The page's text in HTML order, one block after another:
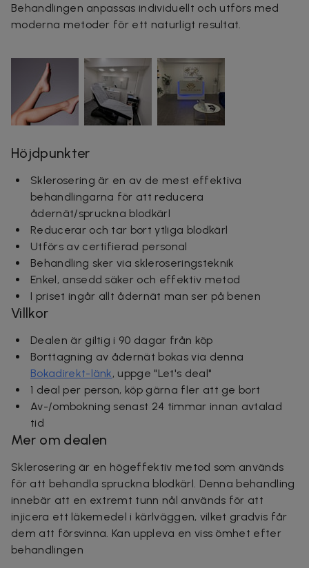
Behandlingen anpassas individuellt och utförs med
moderna metoder för ett naturligt resultat.
Höjdpunkter
Sklerosering är en av de mest effektiva
behandlingarna för att reducera
ådernät/spruckna blodkärl
Reducerar och tar bort ytliga blodkärl
Utförs av certifierad personal
Behandling sker via skleroseringsteknik
Enkel, ansedd säker och effektiv metod
I priset ingår allt ådernät man ser på benen
Villkor
Dealen är giltig i 90 dagar från köp
Borttagning av ådernät bokas via denna
Bokadirekt-länk, uppge "Let's deal"
1 deal per person, köp gärna fler att ge bort
Av-/ombokning senast 24 timmar innan avtalad
tid
Mer om dealen
Sklerosering är en högeffektiv metod som används
för att behandla spruckna blodkärl. Denna behandling
innebär att en extremt tunn nål används för att
injicera ett läkemedel i kärlväggen, vilket gradvis får
dem att försvinna. Kan uppleva en viss ömhet efter
behandlingen